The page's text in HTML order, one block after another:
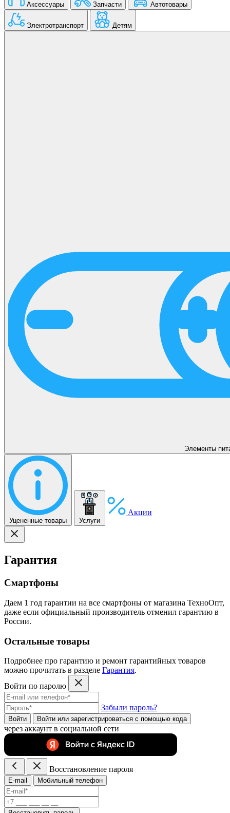
Аксессуары Запчасти Автотовары
Электротранспорт Детям
Элементы
Уцененные товары Услуги
Акции
Гарантия
Смартфоны
Даем 1 год гарантии на все смартфоны от магазина ТехноОпт,
даже если официальный производитель отменил гарантию в
России.
Остальные товары
Подробнее про гарантию и ремонт гарантийных товаров
можно прочитать в разделе Гарантия.
Войти по паролю
Забыли пароль?
Войти Войти или зарегистрироватьcя с помощью кода
через аккаунт в социальной сети
Восстановление пароля
E-mail Мобильный телефон